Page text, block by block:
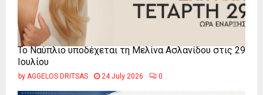
Το Ναύπλιο υποδέχεται τη Μελίνα Ασλανίδου στις 29
Ιουλίου
by AGGELOS DRITSAS 24 July 2026 0